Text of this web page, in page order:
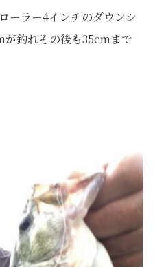
ーラー4インチのダウンシ
が釣れその後も35cmまで